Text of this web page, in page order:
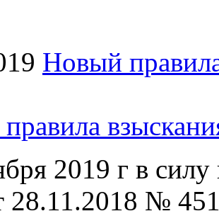
Новый
2019 г в
28.11.2018 №